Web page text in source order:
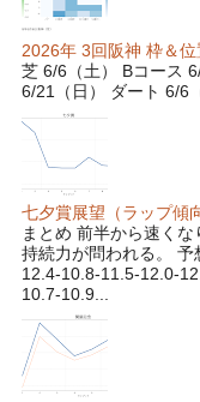
2026年 3回阪神 枠＆位
芝 6/6（土） Bコース
6/21（日） ダート 6/6
七夕賞展望（ラップ傾
まとめ 前半から速く
持続力が問われる。
12.4-10.8-11.5-12.0-
10.7-10.9...